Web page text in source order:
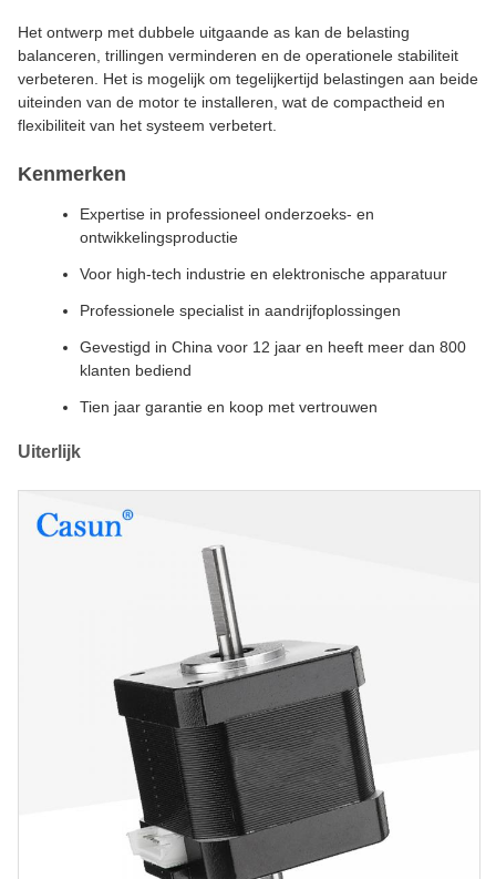
Het ontwerp met dubbele uitgaande as kan de belasting
balanceren, trillingen verminderen en de operationele stabiliteit
verbeteren. Het is mogelijk om tegelijkertijd belastingen aan beide
uiteinden van de motor te installeren, wat de compactheid en
flexibiliteit van het systeem verbetert.
Kenmerken
Expertise in professioneel onderzoeks- en
ontwikkelingsproductie
Voor high-tech industrie en elektronische apparatuur
Professionele specialist in aandrijfoplossingen
Gevestigd in China voor 12 jaar en heeft meer dan 800
klanten bediend
Tien jaar garantie en koop met vertrouwen
Uiterlijk